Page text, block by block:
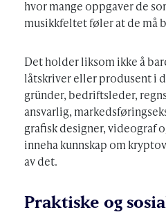
hvor mange oppgaver de
musikkfeltet føler at de må
Det holder liksom ikke å
låtskriver eller produsent i
gründer, bedriftsleder,
ansvarlig,
grafisk designer, videograf
inneha kunnskap om
av det.
Praktiske og